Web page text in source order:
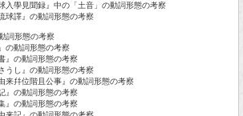
學見聞録』中の「土音」の動詞形態の考察
譯』の動詞形態の考察
詞形態の考察
の動詞形態の考察
の動詞形態の考察
し』の動詞形態の考察
来幷位階且公事』の動詞形態の考察
の動詞形態の考察
の動詞形態の考察